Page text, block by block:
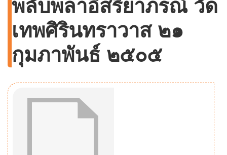
พลับพลาอิสริยาภรณ์ วัด
เทพศิรินทราวาส ๒๑
กุมภาพันธ์ ๒๕๐๕